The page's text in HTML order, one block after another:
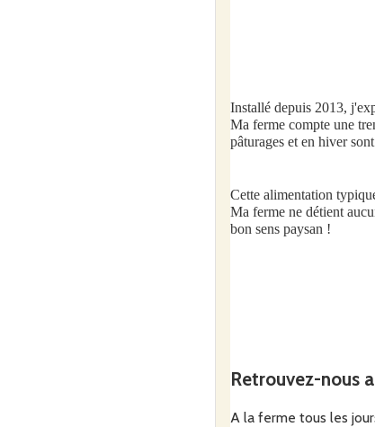
Installé depuis 2013,
Ma ferme compte une
pâturages et en hiver
Cette alimentation
Ma ferme ne détient
bon sens paysan !
Retrouvez-nous
A la ferme tous les